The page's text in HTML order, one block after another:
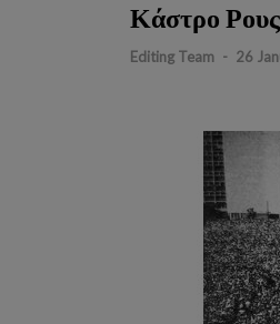
Κάστρο Ρους
Editing Team - 26